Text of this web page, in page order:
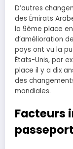
D’autres
des Émirats
la 9ème place
d’amélioration
pays ont vu la
États-Unis, par
place il y a dix
des
mondiales.
Facteurs